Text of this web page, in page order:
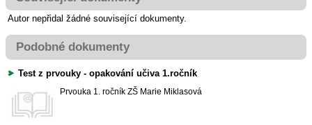
Autor nepřidal žádné související dokumenty.
Podobné dokumenty
Test z prvouky - opakování učiva 1.ročník
Prvouka 1. ročník ZŠ Marie Miklasová